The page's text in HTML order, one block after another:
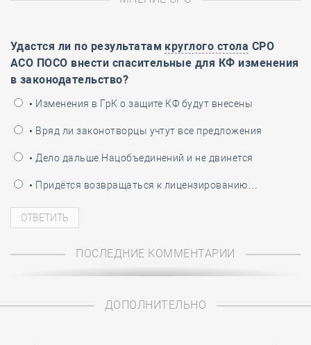
Удастся ли по результатам круглого стола СРО
АСО ПОСО внести спасительные для КФ изменения
в законодательство?
• Изменения в ГрК о защите КФ будут внесены
• Вряд ли законотворцы учтут все предложения
• Дело дальше Нацобъединений и не двинется
• Придётся возвращаться к лицензированию…
ПОСЛЕДНИЕ КОММЕНТАРИИ
ДОПОЛНИТЕЛЬНО